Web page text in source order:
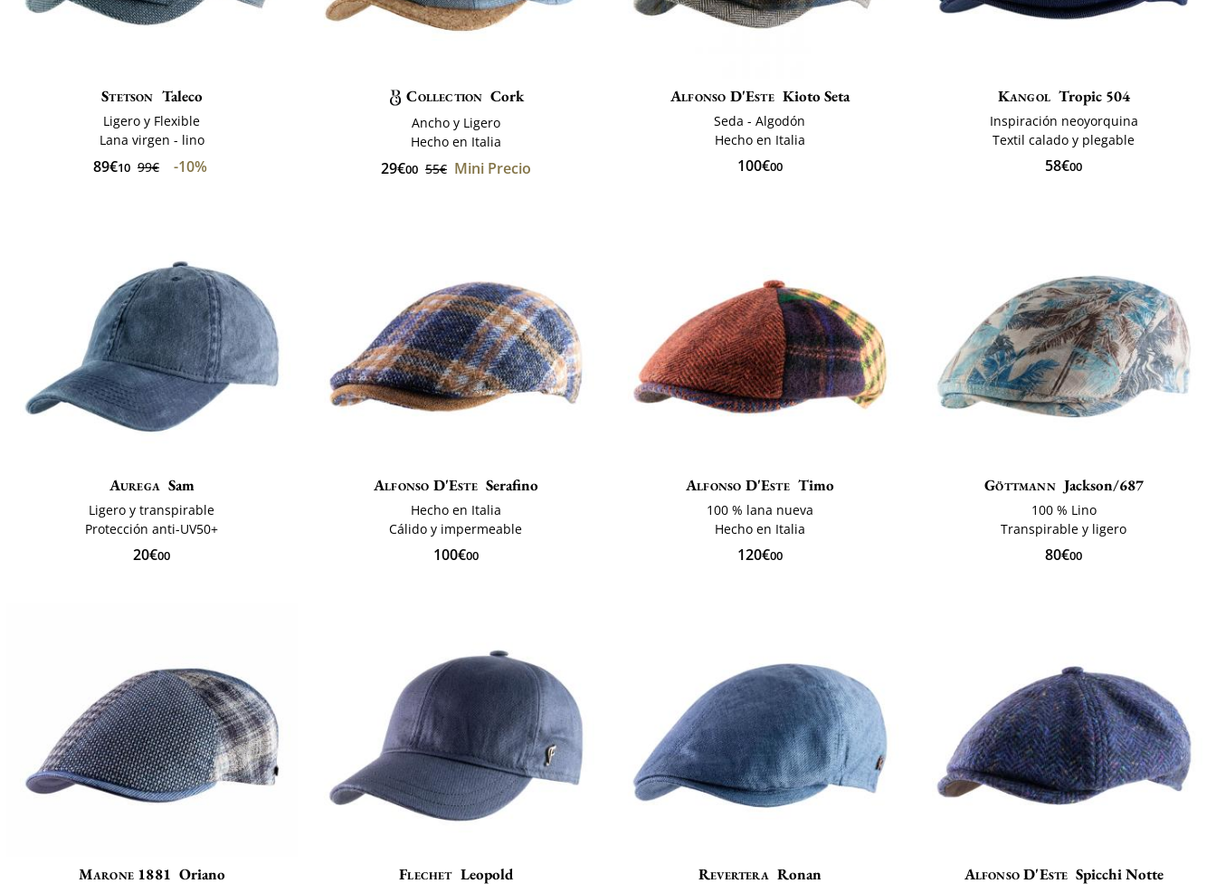
Stetson Taleco
Ligero y Flexible
Lana virgen - lino
89€10 99€ -10%
Collection Cork
Ancho y Ligero
Hecho en Italia
29€00 55€ Mini Precio
Alfonso D'Este Kioto Seta
Seda - Algodón
Hecho en Italia
100€00
Kangol Tropic 504
Inspiración neoyorquina
Textil calado y plegable
58€00
Aurega Sam
Ligero y transpirable
Protección anti-UV50+
20€00
Alfonso D'Este Serafino
Hecho en Italia
Cálido y impermeable
100€00
Alfonso D'Este Timo
100 % lana nueva
Hecho en Italia
120€00
Göttmann Jackson/687
100 % Lino
Transpirable y ligero
80€00
Marone 1881 Oriano Flechet Leopold Revertera Ronan Alfonso D'Este Spicchi Notte